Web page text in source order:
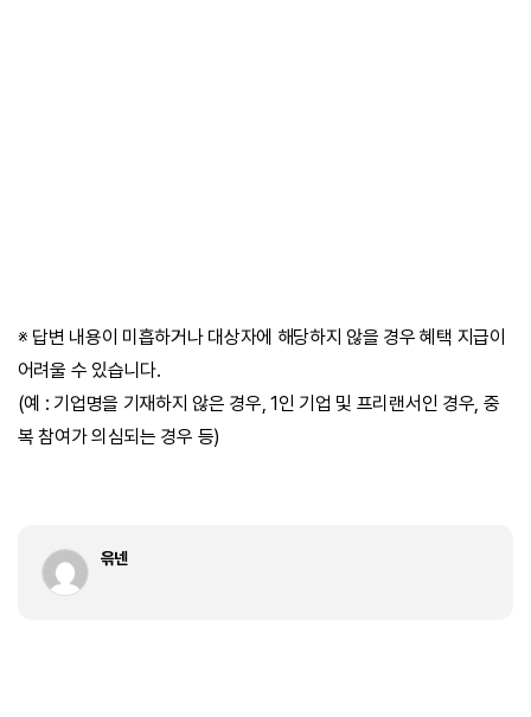
※ 답변 내용이 미흡하거나 대상자에 해당하지 않을 경우 혜택 지급이
어려울 수 있습니다.
(예 : 기업명을 기재하지 않은 경우, 1인 기업 및 프리랜서인 경우, 중
복 참여가 의심되는 경우 등)
윾넨